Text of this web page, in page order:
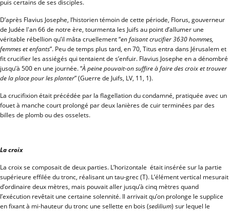
puis certains de ses disciples.
D’après Flavius Josephe, l’historien témoin de cette période, Florus, gouverneur
de Judée l'an 66 de notre ère, tourmenta les Juifs au point d’allumer une
véritable rébellion qu’il mâta cruellement “en faisant crucifier 3630 hommes,
femmes et enfants”. Peu de temps plus tard, en 70, Titus entra dans Jérusalem et
fit crucifier les assiégés qui tentaient de s’enfuir. Flavius Josephe en a dénombré
jusqu’à 500 en une journée. “À peine pouvait-on suffire à faire des croix et trouver
de la place pour les planter” (Guerre de Juifs, LV, 11, 1).
La crucifixion était précédée par la flagellation du condamné, pratiquée avec un
fouet à manche court prolongé par deux lanières de cuir terminées par des
billes de plomb ou des osselets.
La croix
La croix se composait de deux parties. L’horizontale était insérée sur la partie
supérieure effilée du tronc, réalisant un tau-grec (T). L’élément vertical mesurait
d’ordinaire deux mètres, mais pouvait aller jusqu’à cinq mètres quand
l’exécution revêtait une certaine solennité. Il arrivait qu’on prolonge le supplice
en fixant à mi-hauteur du tronc une sellette en bois (sedilium) sur lequel le